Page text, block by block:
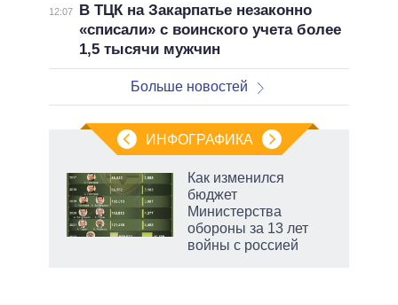
12:07
В ТЦК на Закарпатье незаконно
«списали» с воинского учета более
1,5 тысячи мужчин
Больше новостей
ИНФОГРАФИКА
Как изменился
бюджет
Министерства
обороны за 13 лет
войны с россией